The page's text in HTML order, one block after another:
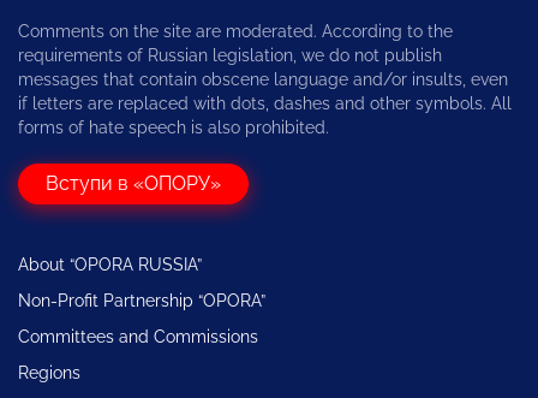
Comments on the site are moderated. According to the
requirements of Russian legislation, we do not publish
messages that contain obscene language and/or insults, even
if letters are replaced with dots, dashes and other symbols. All
forms of hate speech is also prohibited.
Вступи в «ОПОРУ»
About “OPORA RUSSIA”
Non-Profit Partnership “OPORA”
Committees and Commissions
Regions